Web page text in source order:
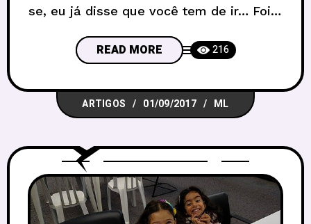
se, eu já disse que você tem de ir… Foi a
super comemoração, em que as
pessoas realmente quiseram ir pela
festa, e não somente pelos lançamentos
e jogos marcados. E foram 72 mil
pessoas… é
READ MORE 216
ARTIGOS 01/09/2017 ML